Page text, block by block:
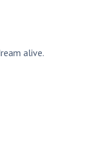
alive.